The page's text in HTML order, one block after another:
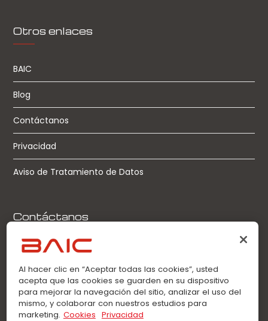
Otros enlaces
BAIC
Blog
Contáctanos
Privacidad
Aviso de Tratamiento de Datos
Contáctanos
Llamadas:
0963360021
WhatsApp:
0963360021
Al hacer clic en “Aceptar todas las cookies”, usted
acepta que las cookies se guarden en su dispositivo
para mejorar la navegación del sitio, analizar el uso del
mismo, y colaborar con nuestros estudios para
marketing. Cookies Privacidad